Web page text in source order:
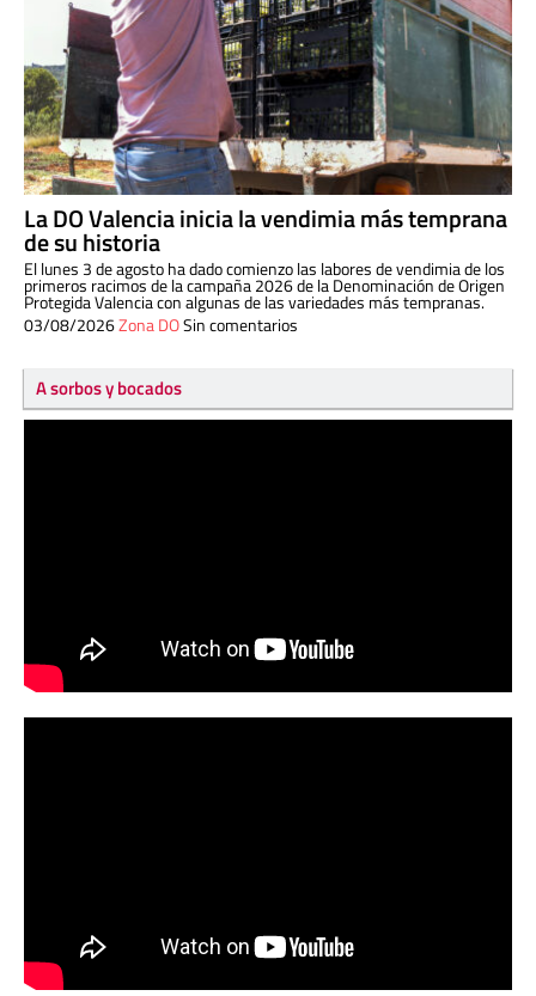
La DO Valencia inicia la vendimia más temprana
de su historia
El lunes 3 de agosto ha dado comienzo las labores de vendimia de los
primeros racimos de la campaña 2026 de la Denominación de Origen
Protegida Valencia con algunas de las variedades más tempranas.
03/08/2026Zona DOSin comentarios
A sorbos y bocados